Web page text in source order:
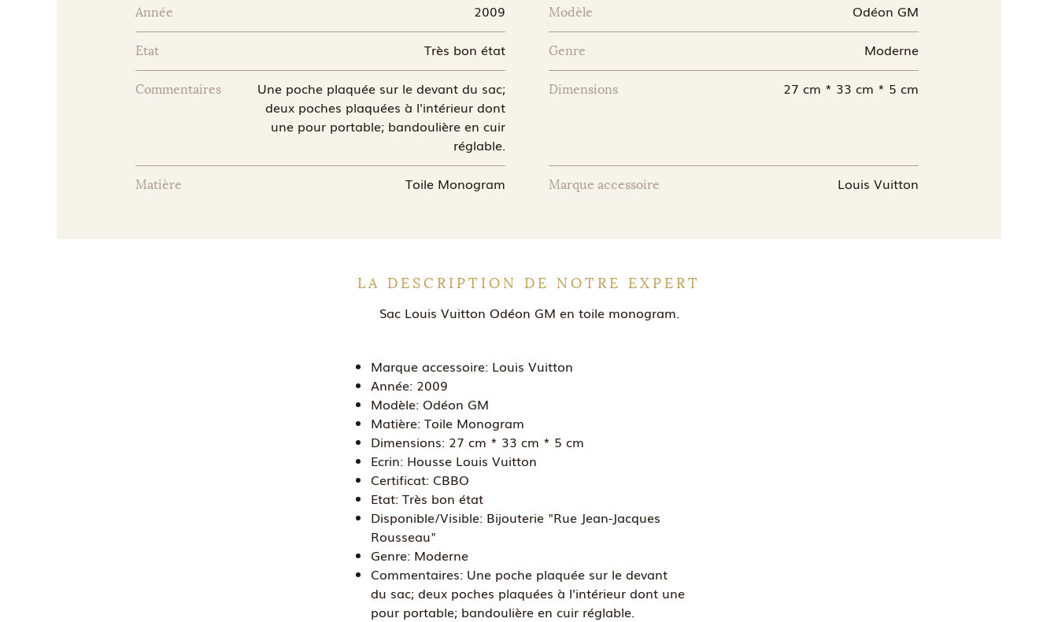
Année 2009 Modèle Odéon GM
Etat Très bon état Genre Moderne
Commentaires
Une poche plaquée sur le devant du sac;
deux poches plaquées à l'intérieur dont
une pour portable; bandoulière en cuir
réglable.
Dimensions 27 cm * 33 cm * 5 cm
Matière Toile Monogram Marque accessoire Louis Vuitton
LA DESCRIPTION DE NOTRE EXPERT
Sac Louis Vuitton Odéon GM en toile monogram.
Marque accessoire: Louis Vuitton
Année: 2009
Modèle: Odéon GM
Matière: Toile Monogram
Dimensions: 27 cm * 33 cm * 5 cm
Ecrin: Housse Louis Vuitton
Certificat: CBBO
Etat: Très bon état
Disponible/Visible: Bijouterie "Rue Jean-Jacques
Rousseau"
Genre: Moderne
Commentaires: Une poche plaquée sur le devant
du sac; deux poches plaquées à l'intérieur dont une
pour portable; bandoulière en cuir réglable.